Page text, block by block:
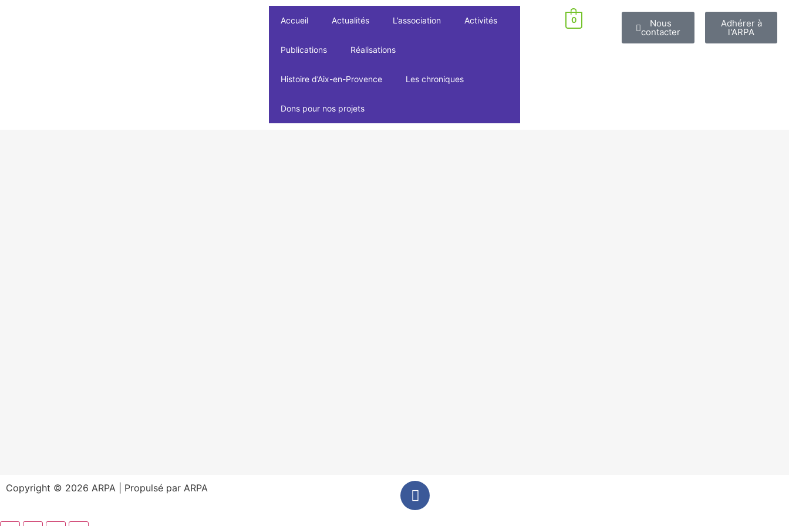
Accueil Actualités L’association Activités
Publications Réalisations
Histoire d’Aix-en-Provence Les chroniques
Dons pour nos projets
0 Nous
contacter
Adhérer à
l'ARPA
Copyright © 2026 ARPA | Propulsé par ARPA